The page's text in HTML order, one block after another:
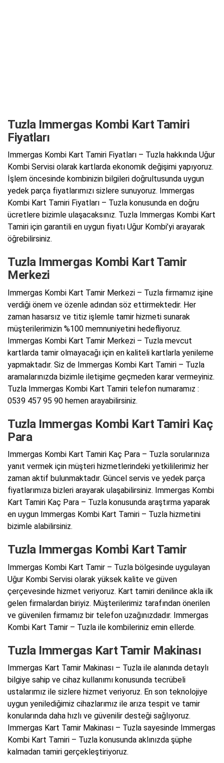
Tuzla Immergas Kombi Kart Tamiri
Fiyatları
Immergas Kombi Kart Tamiri Fiyatları – Tuzla hakkında Uğur
Kombi Servisi olarak kartlarda ekonomik değişimi yapıyoruz.
İşlem öncesinde kombinizin bilgileri doğrultusunda uygun
yedek parça fiyatlarımızı sizlere sunuyoruz. Immergas
Kombi Kart Tamiri Fiyatları – Tuzla konusunda en doğru
ücretlere bizimle ulaşacaksınız. Tuzla Immergas Kombi Kart
Tamiri için garantili en uygun fiyatı Uğur Kombi’yi arayarak
öğrebilirsiniz.
Tuzla Immergas Kombi Kart Tamir
Merkezi
Immergas Kombi Kart Tamir Merkezi – Tuzla firmamız işine
verdiği önem ve özenle adından söz ettirmektedir. Her
zaman hasarsız ve titiz işlemle tamir hizmeti sunarak
müşterilerimizin %100 memnuniyetini hedefliyoruz.
Immergas Kombi Kart Tamir Merkezi – Tuzla mevcut
kartlarda tamir olmayacağı için en kaliteli kartlarla yenileme
yapmaktadır. Siz de Immergas Kombi Kart Tamiri – Tuzla
aramalarınızda bizimle iletişime geçmeden karar vermeyiniz.
Tuzla Immergas Kombi Kart Tamiri telefon numaramız :
0539 457 95 90 hemen arayabilirsiniz.
Tuzla Immergas Kombi Kart Tamiri Kaç
Para
Immergas Kombi Kart Tamiri Kaç Para – Tuzla sorularınıza
yanıt vermek için müşteri hizmetlerindeki yetkililerimiz her
zaman aktif bulunmaktadır. Güncel servis ve yedek parça
fiyatlarımıza bizleri arayarak ulaşabilirsiniz. Immergas Kombi
Kart Tamiri Kaç Para – Tuzla konusunda araştırma yaparak
en uygun Immergas Kombi Kart Tamiri – Tuzla hizmetini
bizimle alabilirsiniz.
Tuzla Immergas Kombi Kart Tamir
Immergas Kombi Kart Tamir – Tuzla bölgesinde uygulayan
Uğur Kombi Servisi olarak yüksek kalite ve güven
çerçevesinde hizmet veriyoruz. Kart tamiri denilince akla ilk
gelen firmalardan biriyiz. Müşterilerimiz tarafından önerilen
ve güvenilen firmamız bir telefon uzağınızdadır. Immergas
Kombi Kart Tamir – Tuzla ile kombileriniz emin ellerde.
Tuzla Immergas Kart Tamir Makinası
Immergas Kart Tamir Makinası – Tuzla ile alanında detaylı
bilgiye sahip ve cihaz kullanımı konusunda tecrübeli
ustalarımız ile sizlere hizmet veriyoruz. En son teknolojiye
uygun yenilediğimiz cihazlarımız ile arıza tespit ve tamir
konularında daha hızlı ve güvenilir desteği sağlıyoruz.
Immergas Kart Tamir Makinası – Tuzla sayesinde Immergas
Kombi Kart Tamiri – Tuzla konusunda aklınızda şüphe
kalmadan tamiri gerçekleştiriyoruz.